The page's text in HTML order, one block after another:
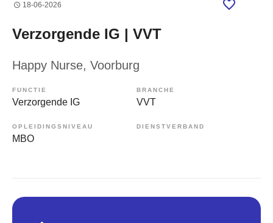
18-06-2026
Verzorgende IG | VVT
Happy Nurse, Voorburg
FUNCTIE
Verzorgende IG
BRANCHE
VVT
OPLEIDINGSNIVEAU
MBO
DIENSTVERBAND